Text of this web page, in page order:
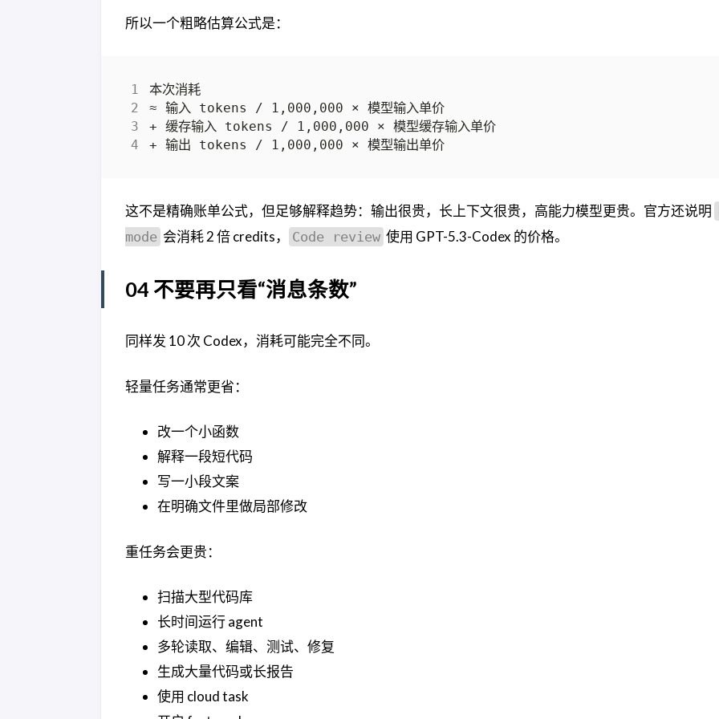
所以一个粗略估算公式是：
本次消耗
≈ 输入 tokens / 1,000,000 × 模型输入单价
+ 缓存输入 tokens / 1,000,000 × 模型缓存输入单价
+ 输出 tokens / 1,000,000 × 模型输出单价
这不是精确账单公式，但足够解释趋势：输出很贵，长上下文很贵，高能力模型更贵。官方还说明
mode 会消耗 2 倍 credits， Code review 使用 GPT-5.3-Codex 的价格。
04 不要再只看“消息条数”
同样发 10 次 Codex，消耗可能完全不同。
轻量任务通常更省：
改一个小函数
解释一段短代码
写一小段文案
在明确文件里做局部修改
重任务会更贵：
扫描大型代码库
长时间运行 agent
多轮读取、编辑、测试、修复
生成大量代码或长报告
使用 cloud task